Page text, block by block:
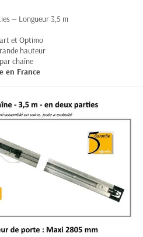
— Longueur 3,5 m
et Optimo
hauteur
chaîne
en France